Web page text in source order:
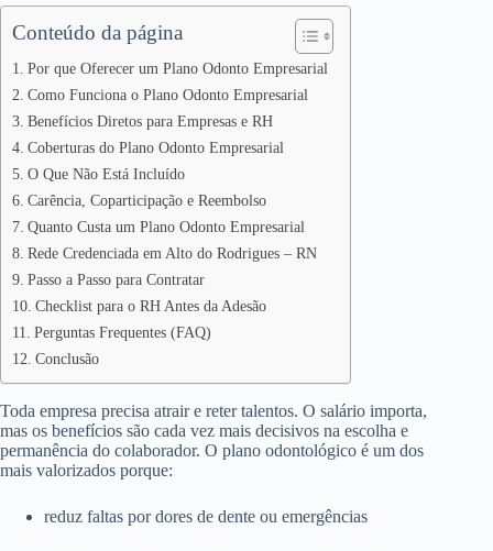
Conteúdo da página
Por que Oferecer um Plano Odonto Empresarial
Como Funciona o Plano Odonto Empresarial
Benefícios Diretos para Empresas e RH
Coberturas do Plano Odonto Empresarial
O Que Não Está Incluído
Carência, Coparticipação e Reembolso
Quanto Custa um Plano Odonto Empresarial
Rede Credenciada em Alto do Rodrigues – RN
Passo a Passo para Contratar
Checklist para o RH Antes da Adesão
Perguntas Frequentes (FAQ)
Conclusão
Toda empresa precisa atrair e reter talentos. O salário importa,
mas os benefícios são cada vez mais decisivos na escolha e
permanência do colaborador. O plano odontológico é um dos
mais valorizados porque:
reduz faltas por dores de dente ou emergências